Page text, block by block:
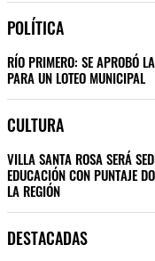
POLÍTICA
RÍO PRIMERO: SE APROBÓ
PARA UN LOTEO MUNICIPAL
CULTURA
VILLA SANTA ROSA SERÁ
EDUCACIÓN CON PUNTAJE
LA REGIÓN
DESTACADAS